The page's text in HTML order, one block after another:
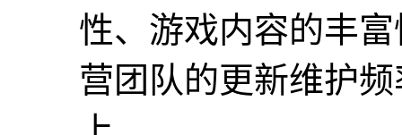
性、游戏内容的丰
营团队的更新维护